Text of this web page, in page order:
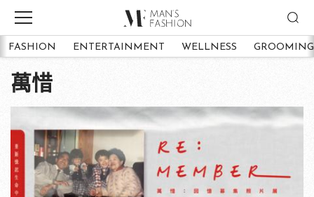
FASHION ENTERTAINMENT WELLNESS GROOMING
萬惜